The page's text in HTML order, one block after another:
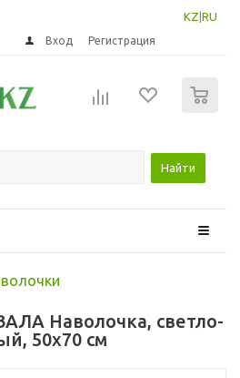
KZ RU
Вход Регистрация
Найти
Наволочка, светло-
50x70 см